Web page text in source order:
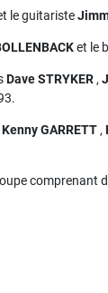
le guitariste
et le
Dave STRYKER ,
Kenny GARRETT ,
comprenant